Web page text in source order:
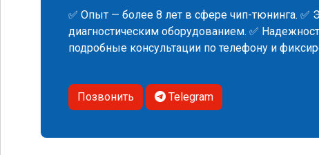
✅ Опыт — более 8 лет в сфере чип-тюнинга.
диагностическим оборудованием. ✅
подробные консультации по телефону и
Позвонить Telegram